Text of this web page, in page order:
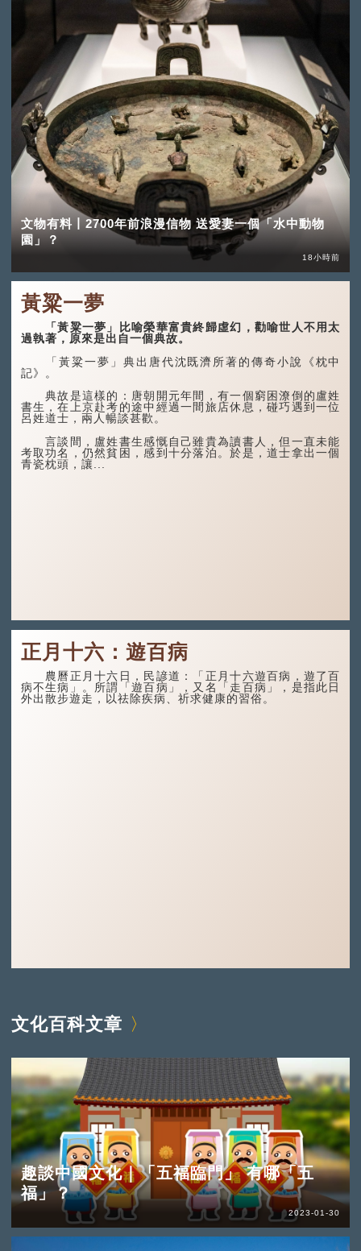
文物有料丨2700年前浪漫信物 送愛妻一個「水中動物
園」？
18小時前
黃粱一夢
「黃粱一夢」比喻榮華富貴終歸虛幻，勸喻世人不用太
過執著，原來是出自一個典故。
「黃粱一夢」典出唐代沈既濟所著的傳奇小說《枕中
記》。
典故是這樣的：唐朝開元年間，有一個窮困潦倒的盧姓
書生，在上京赴考的途中經過一間旅店休息，碰巧遇到一位
呂姓道士，兩人暢談甚歡。
言談間，盧姓書生感慨自己雖貴為讀書人，但一直未能
考取功名，仍然貧困，感到十分落泊。於是，道士拿出一個
青瓷枕頭，讓...
正月十六：遊百病
農曆正月十六日，民諺道：「正月十六遊百病，遊了百
病不生病」。所謂「遊百病」，又名「走百病」，是指此日
外出散步遊走，以祛除疾病、祈求健康的習俗。
文化百科文章
趣談中國文化｜「五福臨門」 有哪「五
福」？
2023-01-30